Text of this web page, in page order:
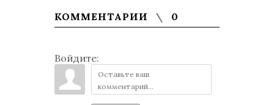
КОММЕНТАРИИ 0
Войдите: